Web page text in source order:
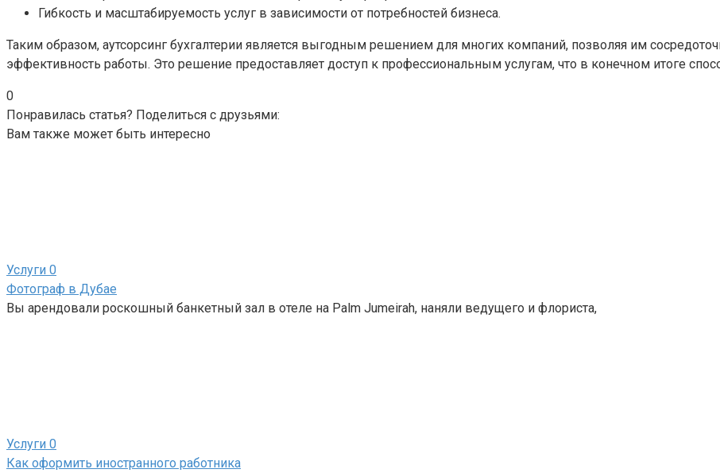
Гибкость и масштабируемость услуг в зависимости от потребностей бизнеса.
Таким образом, аутсорсинг бухгалтерии является выгодным решением для многих компаний, позволяя им
эффективность работы. Это решение предоставляет доступ к профессиональным услугам, что в конечном итоге
0
Понравилась статья? Поделиться с друзьями:
Вам также может быть интересно
Услуги 0
Фотограф в Дубае
Вы арендовали роскошный банкетный зал в отеле на Palm Jumeirah, наняли ведущего и флориста,
Услуги 0
Как оформить иностранного работника